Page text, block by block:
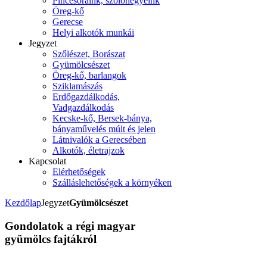
Öreg-kő
Gerecse
Helyi alkotók munkái
Jegyzet
Szőlészet, Borászat
Gyümölcsészet
Öreg-kő, barlangok
Sziklamászás
Erdőgazdálkodás,
Vadgazdálkodás
Kecske-kő, Bersek-bánya,
bányaművelés múlt és jelen
Látnivalók a Gerecsében
Alkotók, életrajzok
Kapcsolat
Elérhetőségek
Szálláslehetőségek a környéken
KezdőlapJegyzetGyümölcsészet
Gondolatok a régi magyar
gyümölcs fajtákról